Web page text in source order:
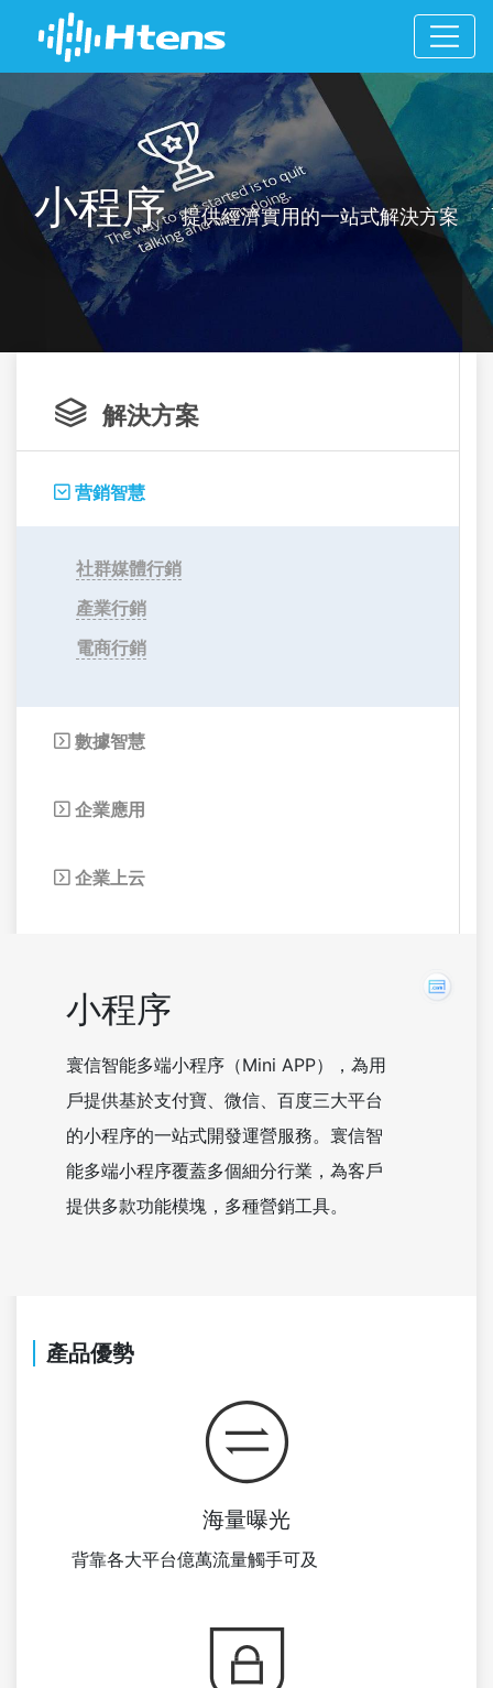
小程序 提供經濟實用的一站式解決方案
 解決方案
 营銷智慧
社群媒體行銷
產業行銷
電商行銷
 數據智慧
 企業應用
 企業上云
小程序
寰信智能多端小程序（Mini APP），為用
戶提供基於支付寶、微信、百度三大平台
的小程序的一站式開發運營服務。寰信智
能多端小程序覆蓋多個細分行業，為客戶
提供多款功能模塊，多種營銷工具。
產品優勢
海量曝光
背靠各大平台億萬流量觸手可及